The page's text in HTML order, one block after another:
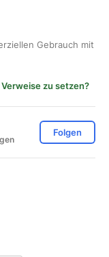
Gebrauch mit
zu setzen?
Folgen